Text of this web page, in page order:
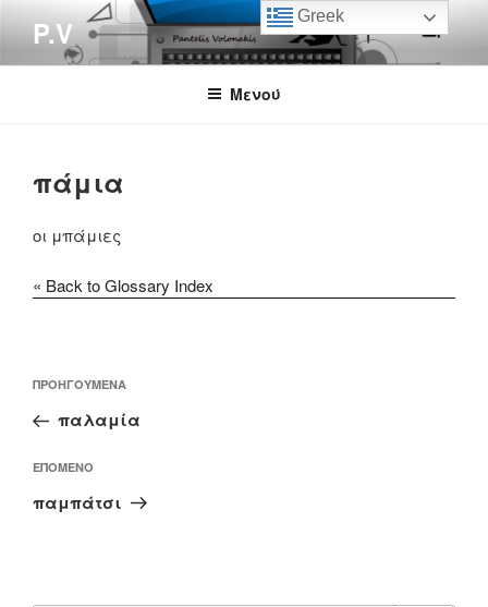
περιεχόμενο
P.V
Μενού
πάμια
οι μπάμιες
« Back to Glossary Index
άρθρων
Προηγούμενο
άρθρο
ΠΡΟΗΓΟΎΜΕΝΑ
παλαμία
Επόμενο
άρθρο
ΕΠΌΜΕΝΟ
παμπάτσι
Greek